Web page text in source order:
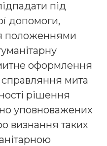
під
допомоги,
положеннями
оформлення
справляння мита
рішення
уповноважених
визнання таких